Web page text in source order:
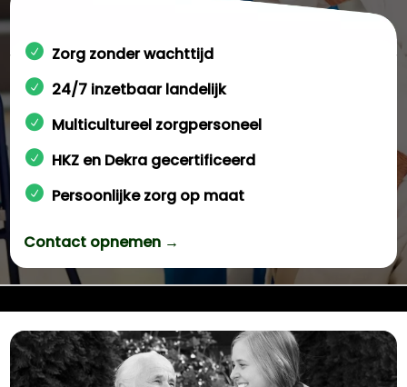
Zorg zonder wachttijd
24/7 inzetbaar landelijk
Multicultureel zorgpersoneel
HKZ en Dekra gecertificeerd
Persoonlijke zorg op maat
Contact opnemen →